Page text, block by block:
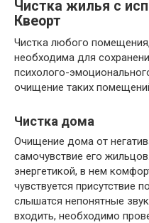
Чистка жилья с
Квеорт
Чистка любого
необходима для
психолого-
очищение таких
Чистка дома
Очищение дома от
самочувствие его
энергетикой, в нем
чувствуется присутствие
слышатся непонятные
входить, необходимо